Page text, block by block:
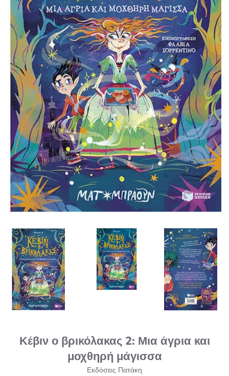
Κέβιν ο βρικόλακας 2: Μια άγρια και
μοχθηρή μάγισσα
Εκδόσεις Πατάκη